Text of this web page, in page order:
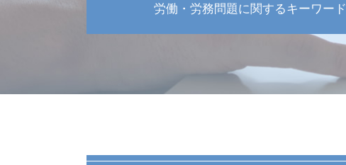
労働・労務問題に関するキーワード
労務問題 解決
分限免職 普通解雇